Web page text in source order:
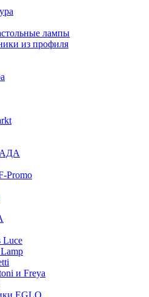
лампы
из профиля
Promo
Luce
и Freya